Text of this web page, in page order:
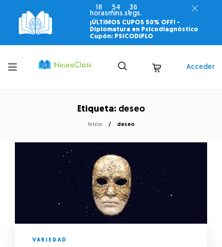
18
horas
54
mins.
36
segs.
¡ÚLTIMOS CUPOS 50% OFF! -
Diplomatura en Psicodiagnóstico
Cupón: PSICODIPLO
Toggle
menu
Acceder
Etiqueta: deseo
Inicio deseo
VARIEDAD